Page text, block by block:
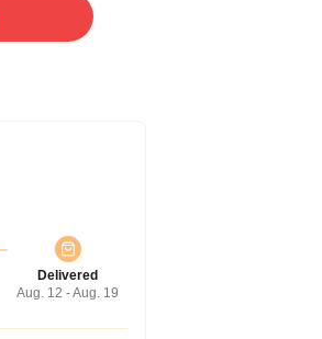
Delivered
Aug. 12 - Aug. 19